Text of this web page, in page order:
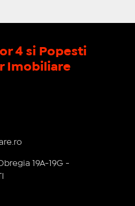
4 si Popesti
Imobiliare
19A-19G -